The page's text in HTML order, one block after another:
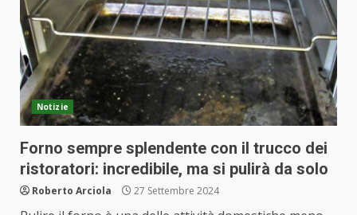
Notizie
Forno sempre splendente con il trucco dei
ristoratori: incredibile, ma si pulirà da solo
Roberto Arciola 27 Settembre 2024